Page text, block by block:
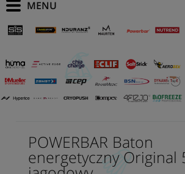
POWERBAR Baton
energetyczny Original